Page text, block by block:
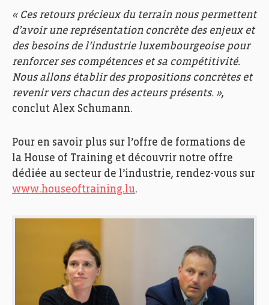
« Ces retours précieux du terrain nous permettent
d’avoir une représentation concrète des enjeux et
des besoins de l’industrie luxembourgeoise pour
renforcer ses compétences et sa compétitivité.
Nous allons établir des propositions concrètes et
revenir vers chacun des acteurs présents. »,
conclut Alex Schumann.
Pour en savoir plus sur l’offre de formations de
la House of Training et découvrir notre offre
dédiée au secteur de l’industrie, rendez-vous sur
www.houseoftraining.lu.